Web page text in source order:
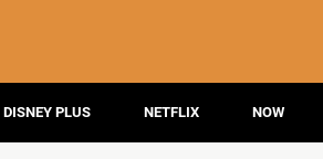
DISNEY PLUS NETFLIX NOW